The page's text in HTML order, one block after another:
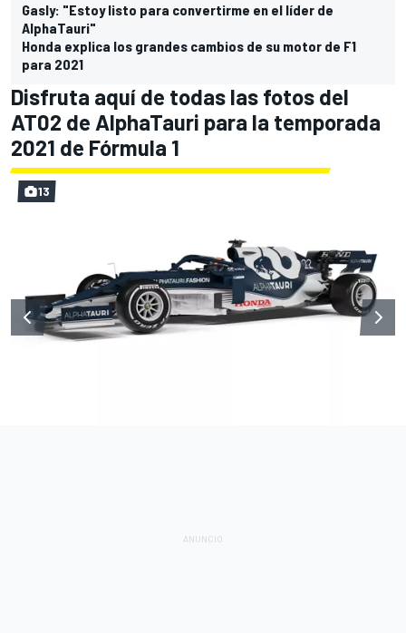
Gasly: "Estoy listo para convertirme en el líder de
AlphaTauri"
Honda explica los grandes cambios de su motor de F1
para 2021
Disfruta aquí de todas las fotos del
AT02 de AlphaTauri para la temporada
2021 de Fórmula 1
13